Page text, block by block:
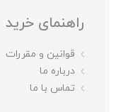
راهنمای خرید
قوانین و مقررات
درباره ما
تماس با ما